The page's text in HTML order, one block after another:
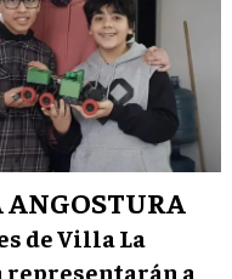
de Villa La
representarán a